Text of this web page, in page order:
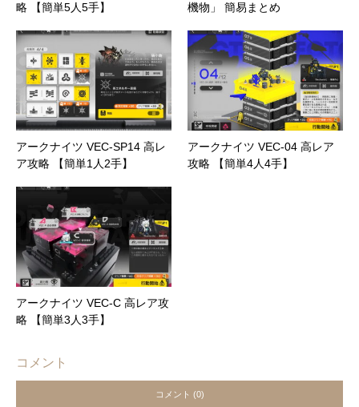
略 【簡単5人5手】
機物」 簡易まとめ
アークナイツ VEC-SP14 高レ
ア攻略 【簡単1人2手】
アークナイツ VEC-04 高レア
攻略 【簡単4人4手】
アークナイツ VEC-C 高レア攻
略 【簡単3人3手】
コメント
コメント (0)